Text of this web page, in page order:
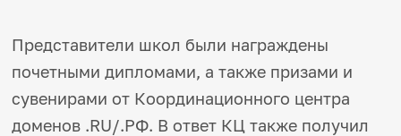
Представители школ были награждены
почетными дипломами, а также призами и
сувенирами от Координационного центра
доменов .RU/.РФ. В ответ КЦ также получил